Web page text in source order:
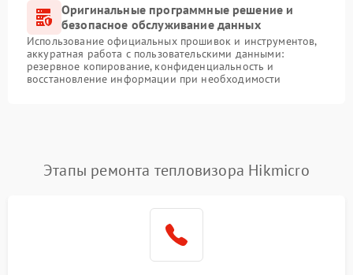
Оригинальные программные решение и
безопасное обслуживание данных
Использование официальных прошивок и инструментов,
аккуратная работа с пользовательскими данными:
резервное копирование, конфиденциальность и
восстановление информации при необходимости
Этапы ремонта тепловизора Hikmicro